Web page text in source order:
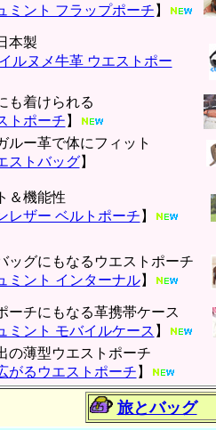
ミント フラップポーチ 】
本製
ルヌメ牛革 ウエストポー
も着けられる
トポーチ 】
ルー革で体にフィット
ストバッグ】
＆機能性
レザー ベルトポーチ 】
ッグにもなるウエストポーチ
ミント インターナル】
ーチにもなる革携帯ケース
ミント モバイルケース 】
の薄型ウエストポーチ
がるウエストポーチ 】
旅とバッグ